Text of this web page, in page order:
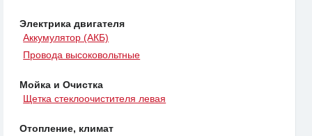
Электрика двигателя
Аккумулятор (АКБ)
Провода высоковольтные
Мойка и Очистка
Щетка стеклоочистителя левая
Отопление, климат